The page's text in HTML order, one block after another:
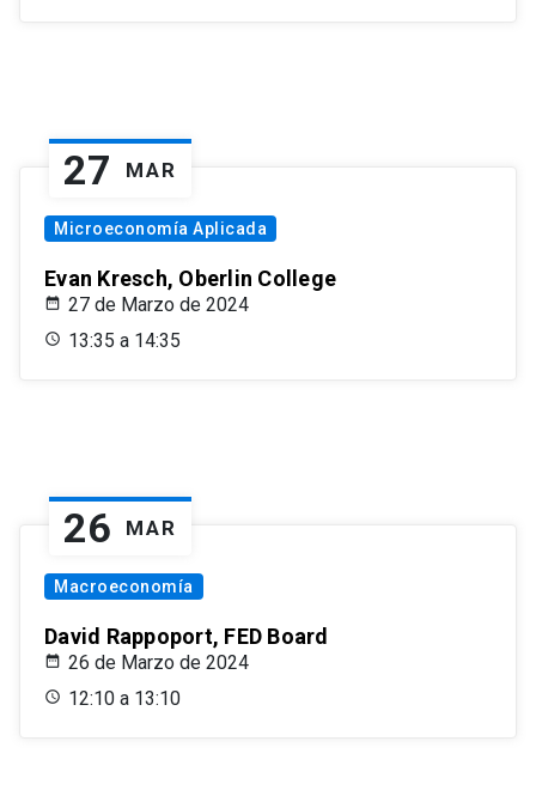
27 MAR
Microeconomía Aplicada
Evan Kresch, Oberlin College
27 de Marzo de 2024
13:35 a 14:35
26 MAR
Macroeconomía
David Rappoport, FED Board
26 de Marzo de 2024
12:10 a 13:10